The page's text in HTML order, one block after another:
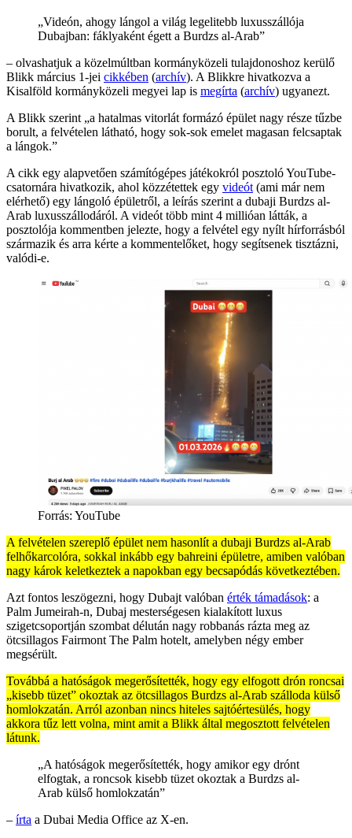
„Videón, ahogy lángol a világ legelitebb luxusszállója
Dubajban: fáklyaként égett a Burdzs al-Arab”
– olvashatjuk a közelmúltban kormányközeli tulajdonoshoz kerülő
Blikk március 1-jei cikkében (archív). A Blikkre hivatkozva a
Kisalföld kormányközeli megyei lap is megírta (archív) ugyanezt.
A Blikk szerint „a hatalmas vitorlát formázó épület nagy része tűzbe
borult, a felvételen látható, hogy sok-sok emelet magasan felcsaptak
a lángok.”
A cikk egy alapvetően számítógépes játékokról posztoló YouTube-
csatornára hivatkozik, ahol közzétettek egy videót(ami már nem
elérhető) egy lángoló épületről, a leírás szerint a dubaji Burdzs al-
Arab luxusszállodáról. A videót több mint 4 millióan látták, a
posztolója kommentben jelezte, hogy a felvétel egy nyílt hírforrásból
származik és arra kérte a kommentelőket, hogy segítsenek tisztázni,
valódi-e.
Forrás: YouTube
A felvételen szereplő épület nem hasonlít a dubaji Burdzs al-Arab
felhőkarcolóra, sokkal inkább egy bahreini épületre, amiben valóban
nagy károk keletkeztek a napokban egy becsapódás következtében.
Azt fontos leszögezni, hogy Dubajt valóban érték támadások: a
Palm Jumeirah-n, Dubaj mesterségesen kialakított luxus
szigetcsoportján szombat délután nagy robbanás rázta meg az
ötcsillagos Fairmont The Palm hotelt, amelyben négy ember
megsérült.
Továbbá a hatóságok megerősítették, hogy egy elfogott drón roncsai
„kisebb tüzet” okoztak az ötcsillagos Burdzs al-Arab szálloda külső
homlokzatán. Arról azonban nincs hiteles sajtóértesülés, hogy
akkora tűz lett volna, mint amit a Blikk által megosztott felvételen
látunk.
„A hatóságok megerősítették, hogy amikor egy drónt
elfogtak, a roncsok kisebb tüzet okoztak a Burdzs al-
Arab külső homlokzatán”
– írta a Dubai Media Office az X-en.